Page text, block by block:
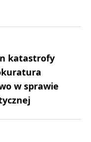
katastrofy
w sprawie